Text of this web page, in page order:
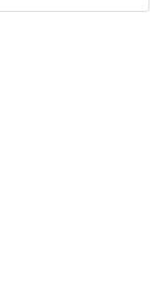
khi vận động.
nét hơn.